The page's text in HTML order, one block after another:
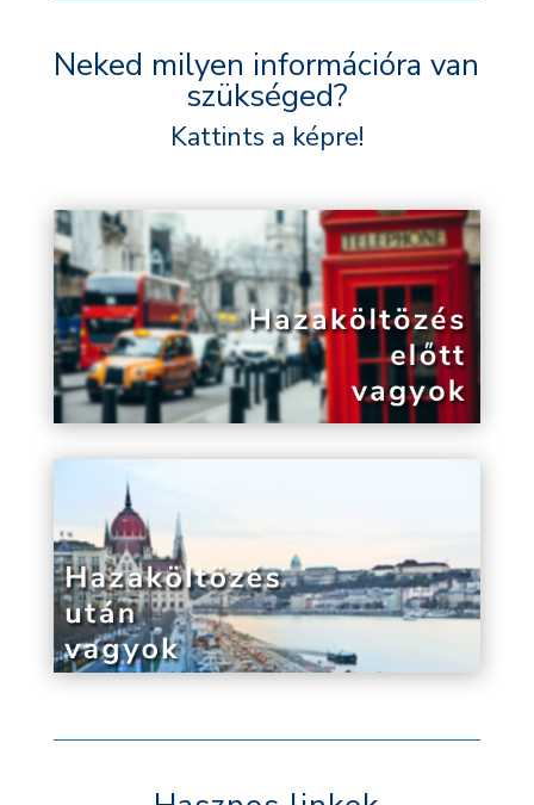
Neked milyen információra van
szükséged?
Kattints a képre!